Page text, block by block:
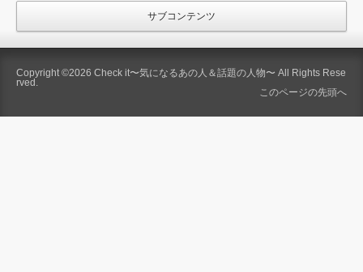
サブコンテンツ
Copyright ©2026 Check it〜気になるあの人＆話題の人物〜 All Rights Rese
rved.
このページの先頭へ